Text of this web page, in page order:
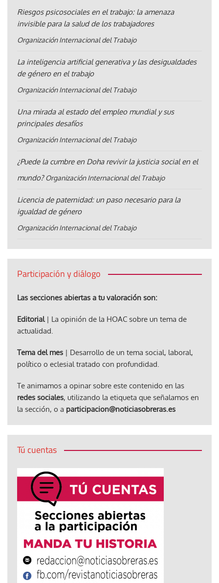
Riesgos psicosociales en el trabajo: la amenaza
invisible para la salud de los trabajadores
Organización Internacional del Trabajo
La inteligencia artificial generativa y las desigualdades
de género en el trabajo
Organización Internacional del Trabajo
Una mirada al estado del empleo mundial y sus
principales desafíos
Organización Internacional del Trabajo
¿Puede la cumbre en Doha revivir la justicia social en el
mundo? Organización Internacional del Trabajo
Licencia de paternidad: un paso necesario para la
igualdad de género
Organización Internacional del Trabajo
Participación y diálogo
Las secciones abiertas a tu valoración son:
Editorial| La opinión de la HOAC sobre un tema de
actualidad.
Tema del mes | Desarrollo de un tema social, laboral,
político o eclesial tratado con profundidad.
Te animamos a opinar sobre este contenido en las
redes sociales, utilizando la etiqueta que señalamos en
la sección, o a participacion@noticiasobreras.es
Tú cuentas